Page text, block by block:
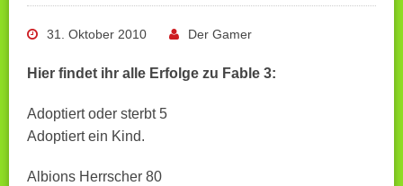
31. Oktober 2010 Der Gamer
Hier findet ihr alle Erfolge zu Fable 3:
Adoptiert oder sterbt 5
Adoptiert ein Kind.
Albions Herrscher 80